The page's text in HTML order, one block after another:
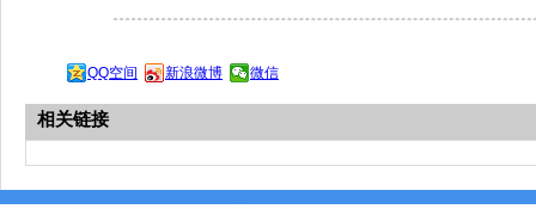
QQ空间 新浪微博 微信
相关链接